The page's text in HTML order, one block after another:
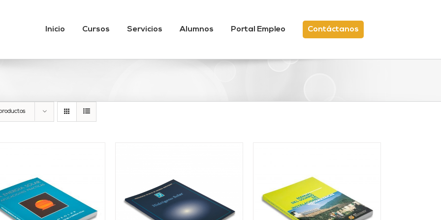
Inicio Cursos Servicios Alumnos Portal Empleo Contáctanos
AÑADIR AL CARRITO
/
DETALLES
AÑADIR AL CARRITO
DETALLES